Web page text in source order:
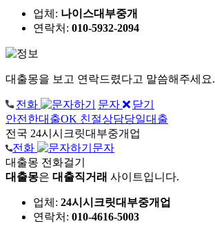
업체: 나이스대부중개
연락처: 010-5932-2094
대출몽을 보고 연락드렸다고 말씀해주세요.
전화 문자
닫기
안전한대출OK 친절상담당일대출
전국 24시시크릿대부중개업
전화
문자
대출몽 전화걸기
대출몽은 대출직거래 사이트입니다.
업체: 24시시크릿대부중개업
연락처: 010-4616-5003